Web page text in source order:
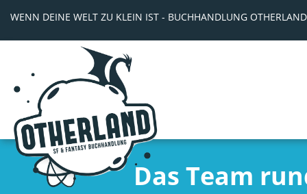
WENN DEINE WELT ZU KLEIN IST - BUCHHANDLUNG
Das Team